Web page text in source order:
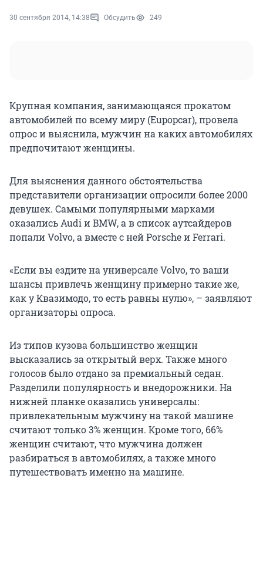
30 сентября 2014, 14:38 Обсудить 249
Крупная компания, занимающаяся прокатом
автомобилей по всему миру (Eupopcar), провела
опрос и выяснила, мужчин на каких автомобилях
предпочитают женщины.
Для выяснения данного обстоятельства
представители организации опросили более 2000
девушек. Самыми популярными марками
оказались Audi и BMW, а в список аутсайдеров
попали Volvo, а вместе с ней Porsche и Ferrari.
«Если вы ездите на универсале Volvo, то ваши
шансы привлечь женщину примерно такие же,
как у Квазимодо, то есть равны нулю», – заявляют
организаторы опроса.
Из типов кузова большинство женщин
высказались за открытый верх. Также много
голосов было отдано за премиальный седан.
Разделили популярность и внедорожники. На
нижней планке оказались универсалы:
привлекательным мужчину на такой машине
считают только 3% женщин. Кроме того, 66%
женщин считают, что мужчина должен
разбираться в автомобилях, а также много
путешествовать именно на машине.